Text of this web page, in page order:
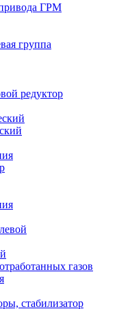
ГРМ
группа
редуктор
газов
стабилизатор